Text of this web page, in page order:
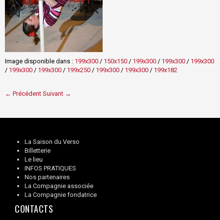
Image disponible dans : 199x300 / 150x150 / 199x300 / 199x300 / 199x300
/ 199x300 / 199x300 / 199x250 / 199x300 / 199x300 / 199x182
← Précédent Suivant →
La Saison du Verso
Billetterie
Le lieu
INFOS PRATIQUES
Nos partenaires
La Compagnie associée
La Compagnie fondatrice
CONTACTS